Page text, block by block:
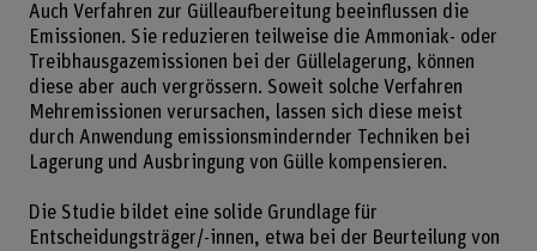
Auch Verfahren zur Gülleaufbereitung beeinflussen die
Emissionen. Sie reduzieren teilweise die Ammoniak- oder
Treibhausgazemissionen bei der Güllelagerung, können
diese aber auch vergrössern. Soweit solche Verfahren
Mehremissionen verursachen, lassen sich diese meist
durch Anwendung emissionsmindernder Techniken bei
Lagerung und Ausbringung von Gülle kompensieren.
Die Studie bildet eine solide Grundlage für
Entscheidungsträger/-innen, etwa bei der Beurteilung von